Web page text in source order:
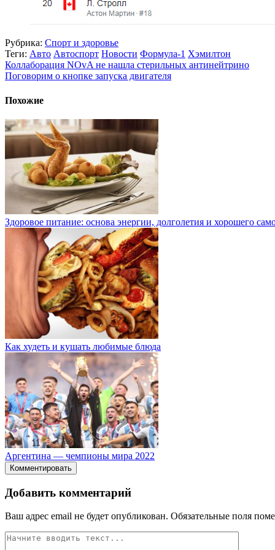
Рубрика: Спорт и здоровье
Теги: Авто Автоспорт Новости Формула-1 Хэмилтон
Коллаборация NOvA не нашла стерильных антинейтрино
Поговорим о кнопке запуска двигателя
Похожие
Здоровое питание: основа энергии, долголетия и хорошего
Как худеть и кушать любимые блюда
Аргентина — чемпионы мира 2022
Комментировать
Добавить комментарий
Ваш адрес email не будет опубликован. Обязательные поля